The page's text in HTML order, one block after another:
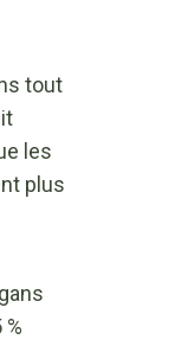
tout
les
plus